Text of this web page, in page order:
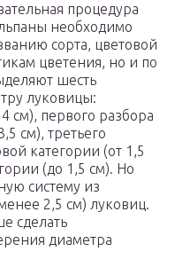
процедура
необходимо
сорта, цветовой
цветения, но и по
шесть
луковицы:
см), первого разбора
см), третьего
категории (от 1,5
(до 1,5 см). Но
систему из
2,5 см) луковиц.
сделать
диаметра